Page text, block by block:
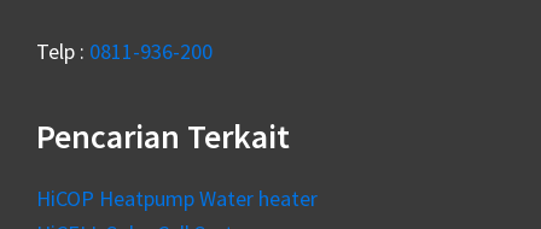
Telp : 0811-936-200
Pencarian Terkait
HiCOP Heatpump Water heater